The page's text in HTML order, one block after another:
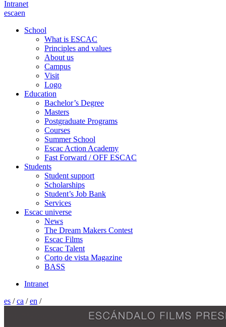
Intranet
escaen
School
What is ESCAC
Principles and values
About us
Campus
Visit
Logo
Education
Bachelor’s Degree
Masters
Postgraduate Programs
Courses
Summer School
Escac Action Academy
Fast Forward / OFF ESCAC
Students
Student support
Scholarships
Student’s Job Bank
Services
Escac universe
News
The Dream Makers Contest
Escac Films
Escac Talent
Corto de vista Magazine
BASS
Intranet
es /ca /en /